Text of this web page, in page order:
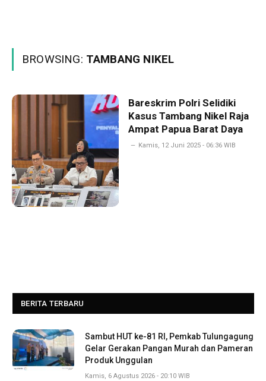
BROWSING: TAMBANG NIKEL
Bareskrim Polri Selidiki
Kasus Tambang Nikel Raja
Ampat Papua Barat Daya
Kamis, 12 Juni 2025 - 06:36 WIB
BERITA TERBARU
Sambut HUT ke-81 RI, Pemkab Tulungagung
Gelar Gerakan Pangan Murah dan Pameran
Produk Unggulan
Kamis, 6 Agustus 2026 - 20:10 WIB